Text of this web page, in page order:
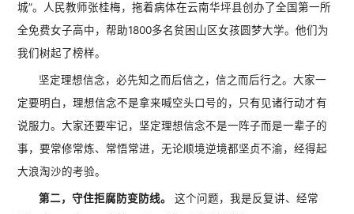
城”。人民教师张桂梅，拖着病体在云南华坪县创办了全国第一所
全免费女子高中，帮助1800多名贫困山区女孩圆梦大学。他们为
我们树起了榜样。
坚定理想信念，必先知之而后信之，信之而后行之。大家一
定要明白，理想信念不是拿来喊空头口号的，只有见诸行动才有
说服力。大家还要牢记，坚定理想信念不是一阵子而是一辈子的
事，要常修常炼、常悟常进，无论顺境逆境都坚贞不渝，经得起
大浪淘沙的考验。
第二，守住拒腐防变防线。
这个问题，我是反复讲、经常